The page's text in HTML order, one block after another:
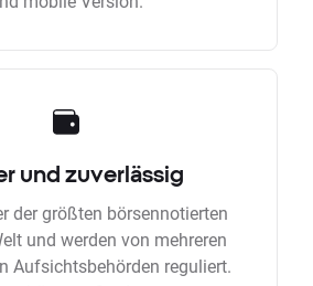
und zuverlässig
der größten börsennotierten
und werden von mehreren
Aufsichtsbehörden reguliert.